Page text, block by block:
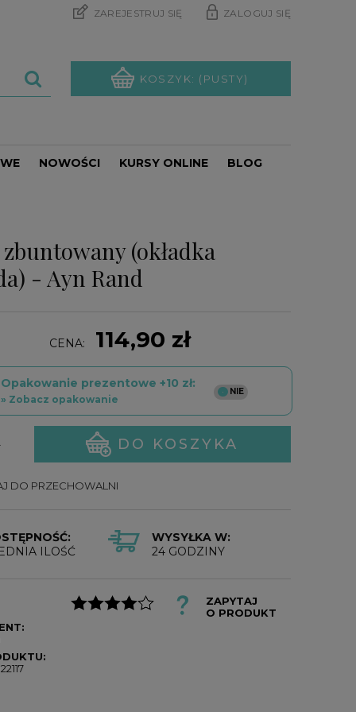
ZAREJESTRUJ SIĘ ZALOGUJ SIĘ
KOSZYK: (PUSTY)
NOWOŚCI KURSY ONLINE BLOG
(okładka
- Ayn Rand
CENA: 114,90 zł
Opakowanie prezentowe +10 zł:
» Zobacz opakowanie
DO KOSZYKA
DO PRZECHOWALNI
ILOŚĆ
WYSYŁKA W:
24 GODZINY
ZAPYTAJ
O PRODUKT